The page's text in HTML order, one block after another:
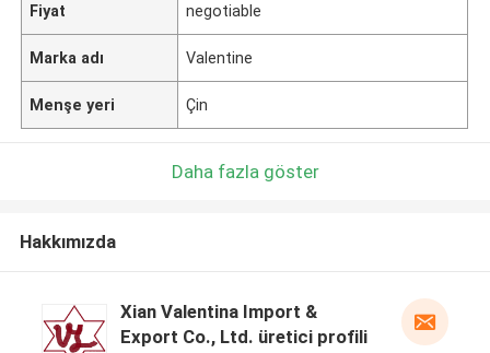
Fiyat negotiable
Marka adı Valentine
Menşe yeri Çin
Daha fazla göster
Hakkımızda
Xian Valentina Import &
Export Co., Ltd. üretici profili